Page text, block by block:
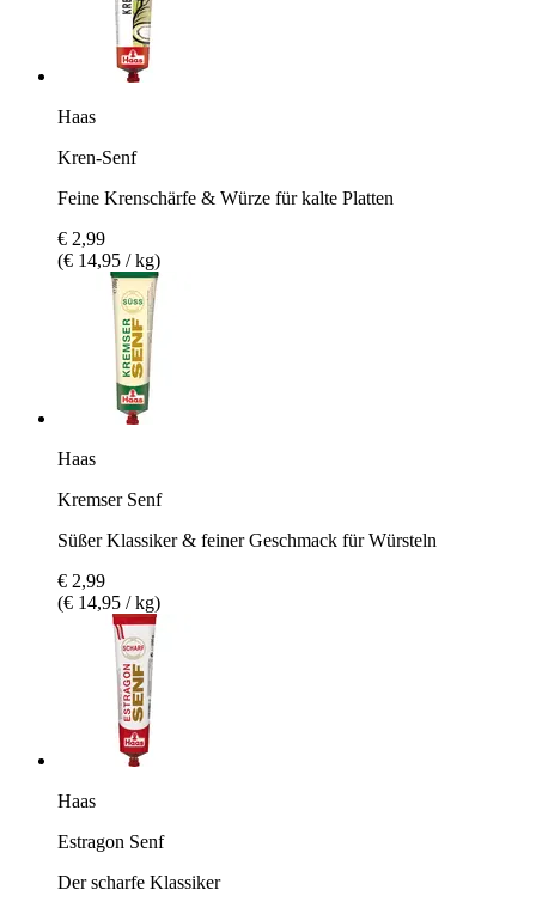
Haas
Kren-Senf
Feine Krenschärfe & Würze für kalte Platten
€ 2,99
(€ 14,95 / kg)
Haas
Kremser Senf
Süßer Klassiker & feiner Geschmack für Würsteln
€ 2,99
(€ 14,95 / kg)
Haas
Estragon Senf
Der scharfe Klassiker